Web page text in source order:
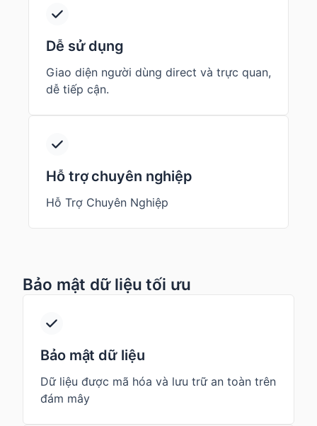
Dễ sử dụng
Giao diện người dùng direct và trực quan,
dễ tiếp cận.
Hỗ trợ chuyên nghiệp
Hỗ Trợ Chuyên Nghiệp
Bảo mật dữ liệu tối ưu
Bảo mật dữ liệu
Dữ liệu được mã hóa và lưu trữ an toàn trên
đám mây